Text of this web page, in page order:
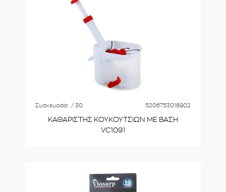
Συσκευασία: / 30 5206753018902
ΚΑΘΑΡΙΣΤΗΣ ΚΟΥΚΟΥΤΣΙΩΝ ΜΕ ΒΑΣΗ
VC1091